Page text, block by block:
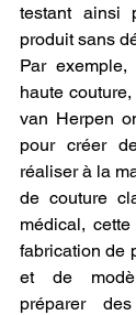
testant ainsi
produit sans
Par
haute
van Herpen
pour créer
réaliser à la
de couture
médical,
fabrication de
et de
préparer